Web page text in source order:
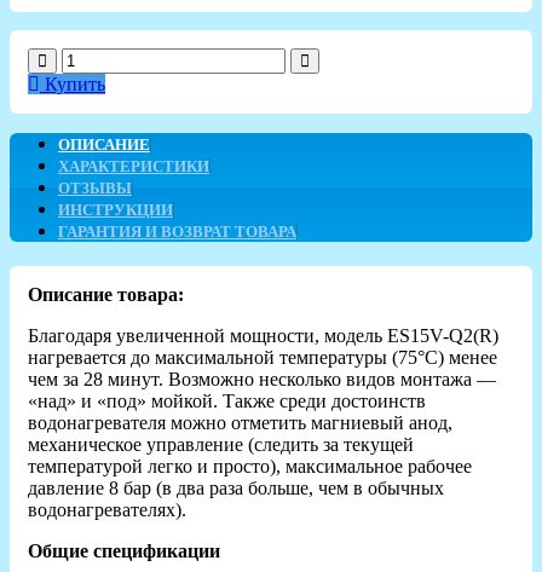
Купить
ОПИСАНИЕ
ХАРАКТЕРИСТИКИ
ОТЗЫВЫ
ИНСТРУКЦИИ
ГАРАНТИЯ И ВОЗВРАТ ТОВАРА
Описание товара:
Благодаря увеличенной мощности, модель ES15V-Q2(R)
нагревается до максимальной температуры (75°C) менее
чем за 28 минут. Возможно несколько видов монтажа —
«над» и «под» мойкой. Также среди достоинств
водонагревателя можно отметить магниевый анод,
механическое управление (следить за текущей
температурой легко и просто), максимальное рабочее
давление 8 бар (в два раза больше, чем в обычных
водонагревателях).
Общие спецификации